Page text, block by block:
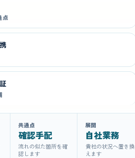
点
共通点
確認手配
流れの似た箇所を確
認します
展開
自社業務
貴社の状況へ置き換
えます